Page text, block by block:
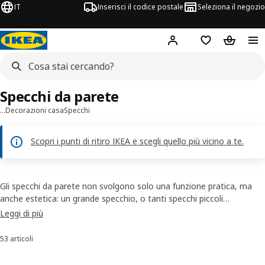
IT Inserisci il codice postale Seleziona il negozio
Hej! AccediLista deiCarrello
…Decorazioni casaSpecchi
Scopri i punti di ritiro IKEA e scegli quello più vicino a te.
Specchi da parete
Gli specchi da parete non svolgono solo una funzione pratica, ma
anche estetica: un grande specchio, o tanti specchi piccoli
raggruppati insieme, fanno sembrare la stanza più spaziosa e
appendere sia orizzontalmente che verticalmente. Nel nostro
Leggi di più
Ordina e filtra
53 articoli